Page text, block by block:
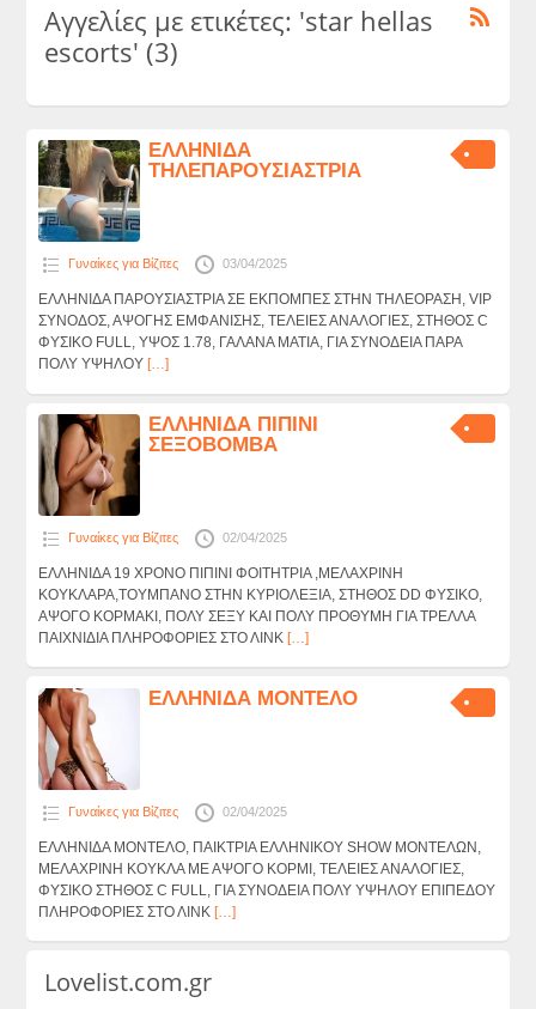
Αγγελίες με ετικέτες: 'star hellas
escorts' (3)
ΕΛΛΗΝΙΔΑ
ΤΗΛΕΠΑΡΟΥΣΙΑΣΤΡΙΑ
Γυναίκες για Βίζιτες 03/04/2025
ΕΛΛΗΝΙΔΑ ΠΑΡΟΥΣΙΑΣΤΡΙΑ ΣΕ ΕΚΠΟΜΠΕΣ ΣΤΗΝ ΤΗΛΕΟΡΑΣΗ, VIP
ΣΥΝΟΔΟΣ, ΑΨΟΓΗΣ ΕΜΦΑΝΙΣΗΣ, ΤΕΛΕΙΕΣ ΑΝΑΛΟΓΙΕΣ, ΣΤΗΘΟΣ C
ΦΥΣΙΚΟ FULL, YΨΟΣ 1.78, ΓΑΛΑΝΑ ΜΑΤΙΑ, ΓΙΑ ΣΥΝΟΔΕΙΑ ΠΑΡΑ
ΠΟΛΥ ΥΨΗΛΟΥ […]
ΕΛΛΗΝΙΔΑ ΠΙΠΙΝΙ
ΣΕΞΟΒΟΜΒΑ
Γυναίκες για Βίζιτες 02/04/2025
ΕΛΛΗΝΙΔΑ 19 ΧΡΟΝΟ ΠΙΠΙΝΙ ΦΟΙΤΗΤΡΙΑ ,ΜΕΛΑΧΡΙΝΗ
ΚΟΥΚΛΑΡΑ,ΤΟΥΜΠΑΝΟ ΣΤΗΝ ΚΥΡΙΟΛΕΞΙΑ, ΣΤΗΘΟΣ DD ΦΥΣΙΚΟ,
ΑΨΟΓΟ ΚΟΡΜΑΚΙ, ΠΟΛΥ ΣΕΞΥ ΚΑΙ ΠΟΛΥ ΠΡΟΘΥΜΗ ΓΙΑ ΤΡΕΛΛΑ
ΠΑΙΧΝΙΔΙΑ ΠΛΗΡΟΦΟΡΙΕΣ ΣΤΟ ΛΙΝΚ […]
ΕΛΛΗΝΙΔΑ ΜΟΝΤΕΛΟ
Γυναίκες για Βίζιτες 02/04/2025
ΕΛΛΗΝΙΔΑ ΜΟΝΤΕΛΟ, ΠΑΙΚΤΡΙΑ ΕΛΛΗΝΙΚΟΥ SHOW ΜΟΝΤΕΛΩΝ,
ΜΕΛΑΧΡΙΝΗ ΚΟΥΚΛΑ ΜΕ ΑΨΟΓΟ ΚΟΡΜΙ, ΤΕΛΕΙΕΣ ΑΝΑΛΟΓΙΕΣ,
ΦΥΣΙΚΟ ΣΤΗΘΟΣ C FULL, ΓΙΑ ΣΥΝΟΔΕΙΑ ΠΟΛΥ ΥΨΗΛΟΥ ΕΠΙΠΕΔΟΥ
ΠΛΗΡΟΦΟΡΙΕΣ ΣΤΟ ΛΙΝΚ […]
Lovelist.com.gr